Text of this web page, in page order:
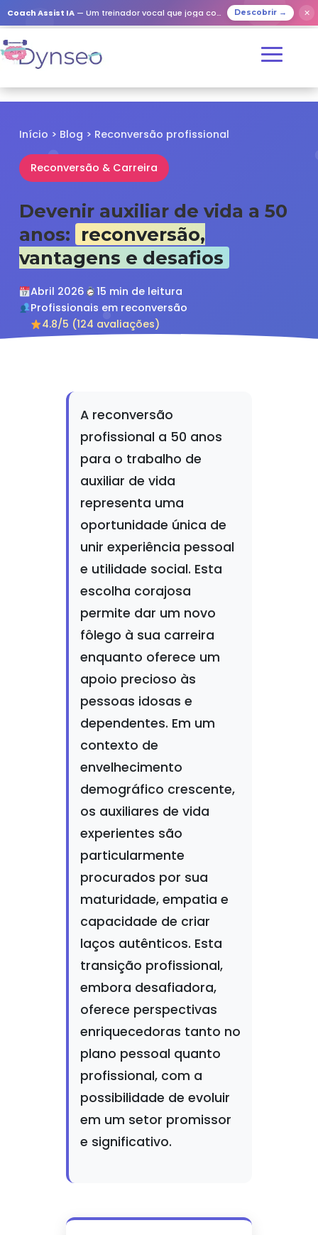
Coach Assist IA — Um treinador vocal que joga com os seus entes queridos Descobrir → ✕
Início > Blog > Reconversão profissional
Reconversão & Carreira
Devenir auxiliar de vida a 50
anos: reconversão,
vantagens e desafios
Abril 2026
15 min de leitura
Profissionais em reconversão
4.8/5 (124 avaliações)
A reconversão
profissional a 50 anos
para o trabalho de
auxiliar de vida
representa uma
oportunidade única de
unir experiência pessoal
e utilidade social. Esta
escolha corajosa
permite dar um novo
fôlego à sua carreira
enquanto oferece um
apoio precioso às
pessoas idosas e
dependentes. Em um
contexto de
envelhecimento
demográfico crescente,
os auxiliares de vida
experientes são
particularmente
procurados por sua
maturidade, empatia e
capacidade de criar
laços autênticos. Esta
transição profissional,
embora desafiadora,
oferece perspectivas
enriquecedoras tanto no
plano pessoal quanto
profissional, com a
possibilidade de evoluir
em um setor promissor
e significativo.